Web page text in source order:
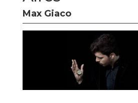
Max Giaco